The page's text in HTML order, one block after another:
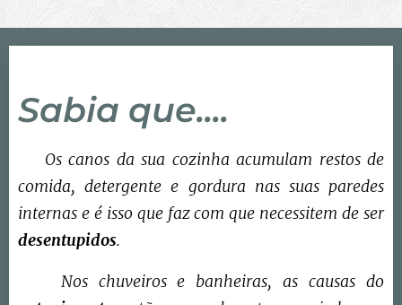
Sabia que....
Os canos da sua cozinha acumulam restos de
comida, detergente e gordura nas suas paredes
internas e é isso que faz com que necessitem de ser
desentupidos.
Nos chuveiros e banheiras, as causas do